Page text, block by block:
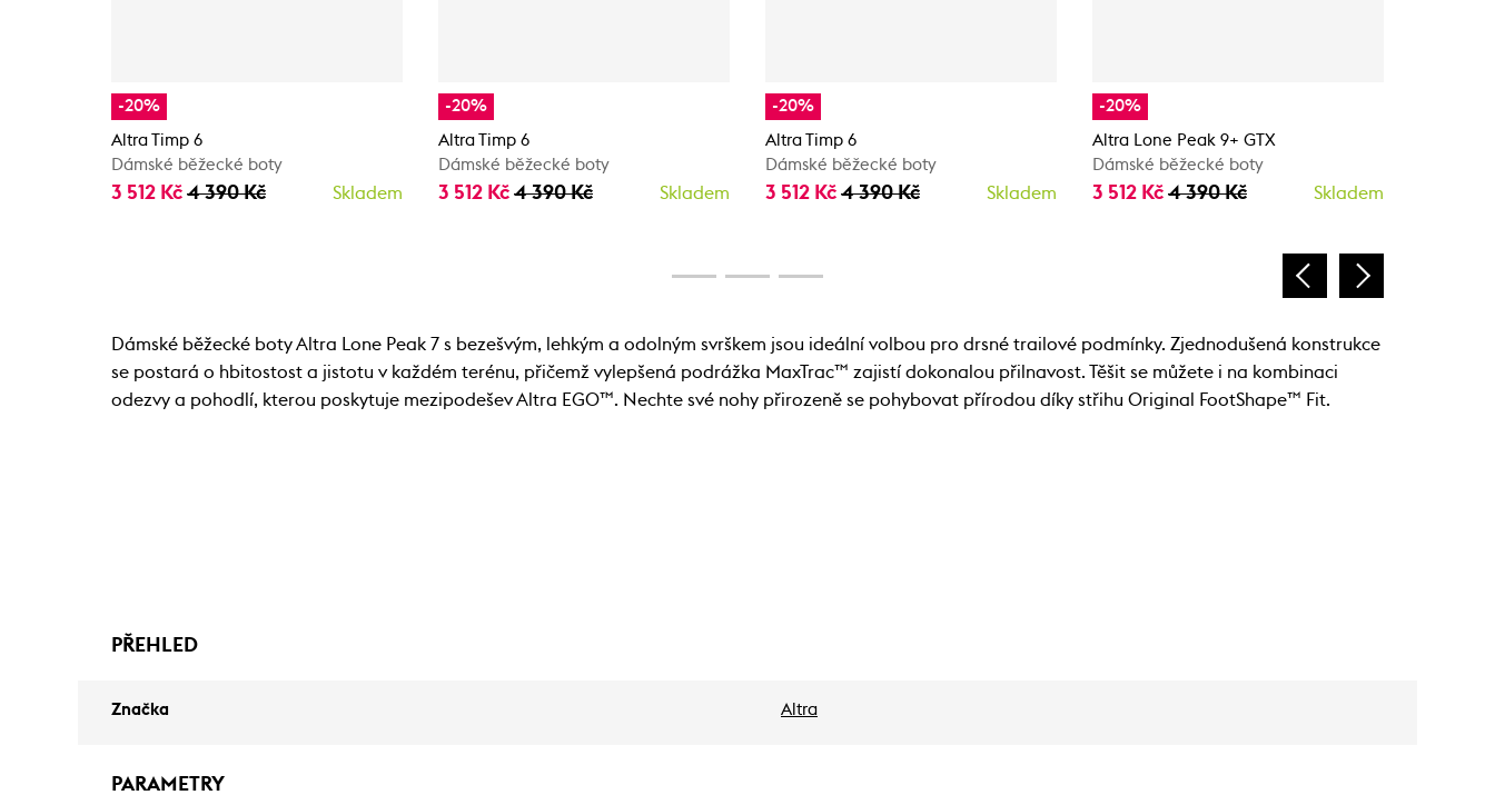
-20%
Altra Timp 6
Dámské běžecké boty
3 512 Kč 4 390 Kč Skladem
-20%
Altra Timp 6
Dámské běžecké boty
3 512 Kč 4 390 Kč Skladem
-20%
Altra Timp 6
Dámské běžecké boty
3 512 Kč 4 390 Kč Skladem
-20%
Altra Lone Peak 9+ GTX
Dámské běžecké boty
3 512 Kč 4 390 Kč Skladem
Dámské běžecké boty Altra Lone Peak 7 s bezešvým, lehkým a odolným svrškem jsou ideální volbou pro drsné trailové podmínky. Zjednodušená konstrukce
se postará o hbitostost a jistotu v každém terénu, přičemž vylepšená podrážka MaxTrac™ zajistí dokonalou přilnavost. Těšit se můžete i na kombinaci
odezvy a pohodlí, kterou poskytuje mezipodešev Altra EGO™. Nechte své nohy přirozeně se pohybovat přírodou díky střihu Original FootShape™ Fit.
PŘEHLED
Značka Altra
PARAMETRY